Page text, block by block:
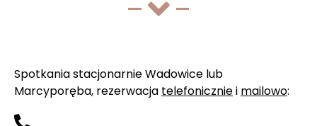
Spotkania stacjonarnie Wadowice lub
Marcyporęba, rezerwacja telefoniczniei mailowo: